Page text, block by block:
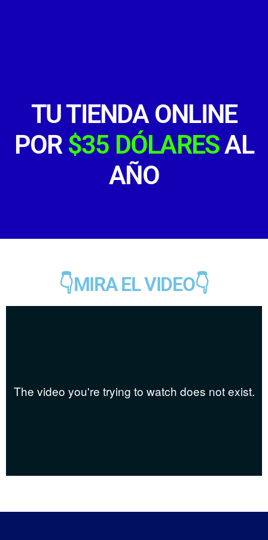
TU TIENDA ONLINE
POR $35 DÓLARESAL
AÑO
👇MIRA EL VIDEO👇